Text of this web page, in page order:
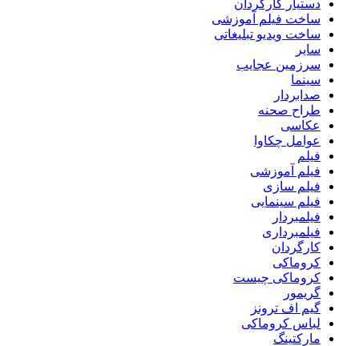
دستیار کارگردان
ساخت فیلم آموزشی
ساخت ویدیو تبلیغاتی
سایر
سرزمین عجایب
سینما
صدابردار
طراح صحنه
عکاسی
عوامل چکاوا
فیلم
فیلم آموزشی
فیلم سازی
فیلم سینمایی
فیلمبردار
فیلمبرداری
کارگردان
کروماکی
کروماکی چیست
گریمور
گیم اف ترونز
لباس کروماکی
مارکتینگ